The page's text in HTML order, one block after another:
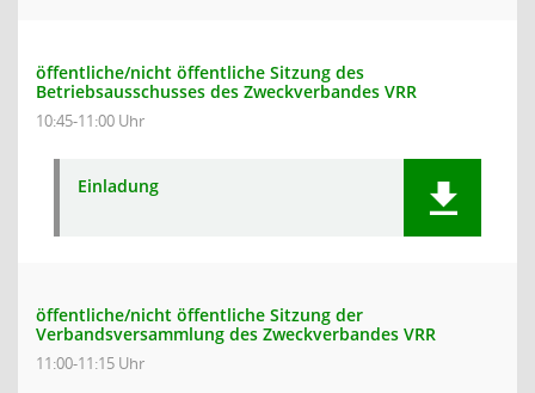
öffentliche/nicht öffentliche Sitzung des
Betriebsausschusses des Zweckverbandes VRR
10:45-11:00 Uhr
Einladung
öffentliche/nicht öffentliche Sitzung der
Verbandsversammlung des Zweckverbandes VRR
11:00-11:15 Uhr